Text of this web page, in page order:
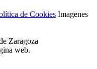
de Cookies Imagenes
Zaragoza
web.